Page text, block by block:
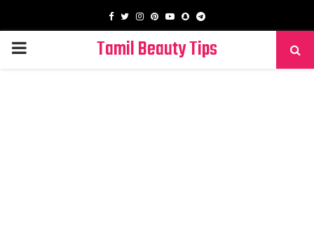
Facebook
TwitterInstagram
PinterestYoutube
SnapchatTelegram
PRIMARY
Tamil Beauty Tips